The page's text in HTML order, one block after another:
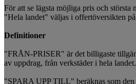
För att se lägsta möjliga pris och största
"Hela landet" väljas i offertöversikten
Definitioner
"FRÅN-PRISER" är det billigaste
av uppdrag, från verkstäder i hela landet.
"SPARA UPP TILL" beräknas som den